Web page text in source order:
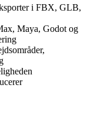
i FBX, GLB,
Maya, Godot og